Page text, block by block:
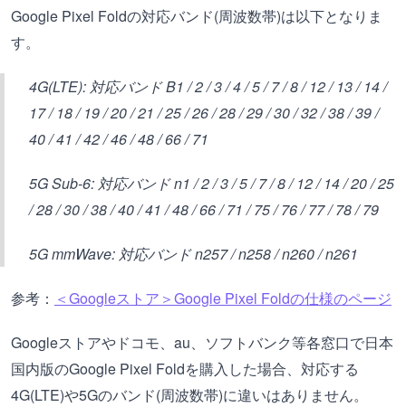
Google Pixel Foldの対応バンド(周波数帯)は以下となりま
す。
4G(LTE): 対応バンド B1 / 2 / 3 / 4 / 5 / 7 / 8 / 12 / 13 / 14 /
17 / 18 / 19 / 20 / 21 / 25 / 26 / 28 / 29 / 30 / 32 / 38 / 39 /
40 / 41 / 42 / 46 / 48 / 66 / 71
5G Sub-6: 対応バンド n1 / 2 / 3 / 5 / 7 / 8 / 12 / 14 / 20 / 25
/ 28 / 30 / 38 / 40 / 41 / 48 / 66 / 71 / 75 / 76 / 77 / 78 / 79
5G mmWave: 対応バンド n257 / n258 / n260 / n261
参考： ＜Googleストア＞Google Pixel Foldの仕様のページ
Googleストアやドコモ、au、ソフトバンク等各窓口で日本
国内版のGoogle Pixel Foldを購入した場合、対応する
4G(LTE)や5Gのバンド(周波数帯)に違いはありません。